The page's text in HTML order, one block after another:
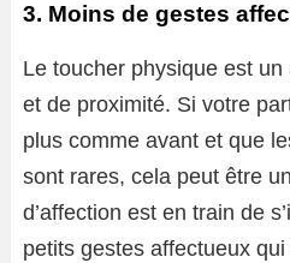
3. Moins de gestes
Le toucher physique est un
et de proximité. Si votre
plus comme avant et que
sont rares, cela peut être
d’affection est en train de
petits gestes affectueux